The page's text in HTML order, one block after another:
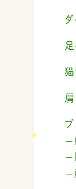
ダ
猫
肩
ブ